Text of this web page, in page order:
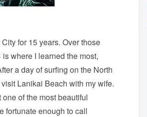
for 15 years. Over those
where I learned the most,
a day of surfing on the North
Lanikai Beach with my wife.
of the most beautiful
fortunate enough to call